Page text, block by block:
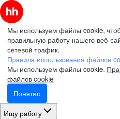
Мы используем файлы cookie,
правильную работу нашего веб-
сетевой трафик.
Правила использования файлов
Мы используем файлы cookie.
файлов cookie
Понятно
Ищу работу